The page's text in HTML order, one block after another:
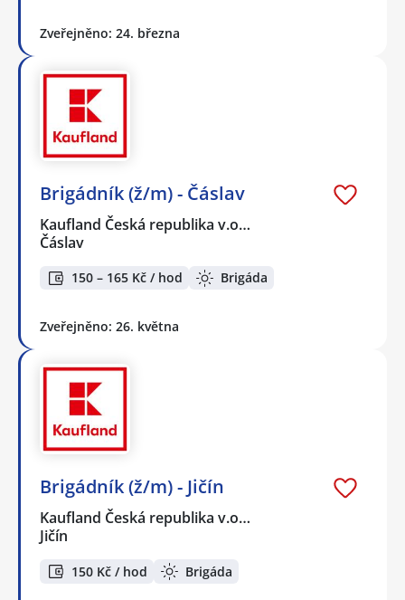
Zveřejněno: 24. března
Brigádník (ž/m) - Čáslav
Kaufland Česká republika v.o…
Čáslav
150 – 165 Kč / hod Brigáda
Zveřejněno: 26. května
Brigádník (ž/m) - Jičín
Kaufland Česká republika v.o…
Jičín
150 Kč / hod Brigáda